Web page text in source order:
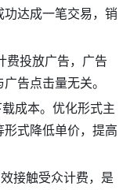
达成一笔交易，销
费投放广告，广告
告点击量无关。
成本。优化形式主
式降低单价，提高
接触受众计费，是